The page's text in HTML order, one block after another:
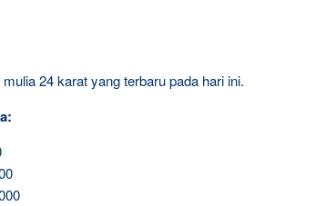
24 karat yang terbaru pada hari ini.